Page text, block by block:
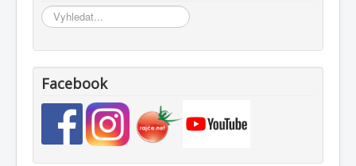
Vyhledávání...
Facebook